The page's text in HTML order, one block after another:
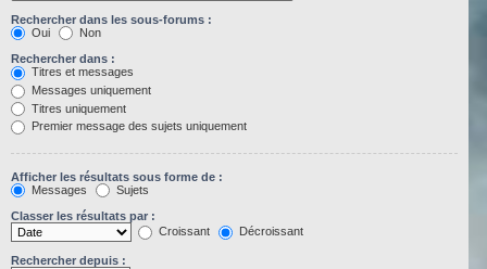
Rechercher dans les sous-forums :
Oui
Non
Rechercher dans :
Titres et messages
Messages uniquement
Titres uniquement
Premier message des sujets uniquement
Afficher les résultats sous forme de :
Messages
Sujets
Classer les résultats par :
Croissant
Décroissant
Rechercher depuis :